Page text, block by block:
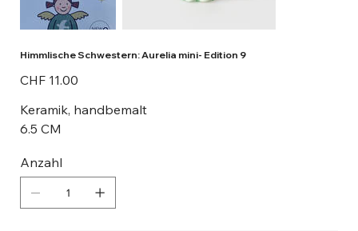
Himmlische Schwestern: Aurelia mini- Edition 9
Preis
CHF 11.00
Keramik, handbemalt
6.5 CM
Anzahl